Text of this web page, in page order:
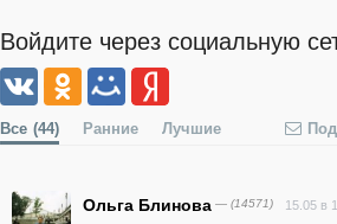
Войдите через социальную
Все (44) Ранние Лучшие
Ольга Блинова — (14571) 15.05 в